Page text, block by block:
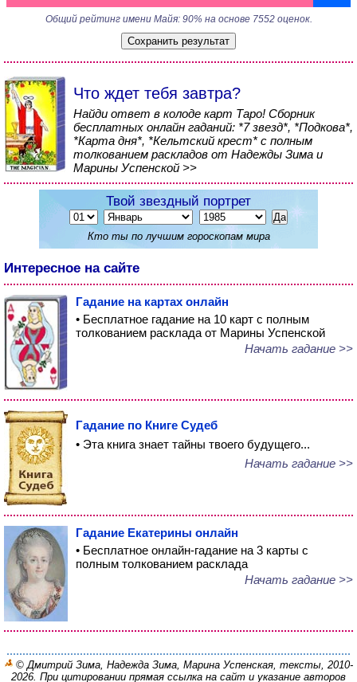
Общий рейтинг имени Майя: 90% на основе 7552 оценок.
Что ждет тебя завтра?
Найди ответ в колоде карт Таро! Сборник
бесплатных онлайн гаданий: *7 звезд*, *Подкова*,
*Карта дня*, *Кельтский крест* с полным
толкованием раскладов от Надежды Зима и
Марины Успенской >>
Твой звездный портрет
Кто ты по лучшим гороскопам мира
Интересное на сайте
Гадание на картах онлайн
• Бесплатное гадание на 10 карт с полным
толкованием расклада от Марины Успенской
Начать гадание >>
Гадание по Книге Судеб
• Эта книга знает тайны твоего будущего...
Начать гадание >>
Гадание Екатерины онлайн
• Бесплатное онлайн-гадание на 3 карты с
полным толкованием расклада
Начать гадание >>
© Дмитрий Зима, Надежда Зима, Марина Успенская, тексты, 2010-
2026. При цитировании прямая ссылка на сайт и указание авторов